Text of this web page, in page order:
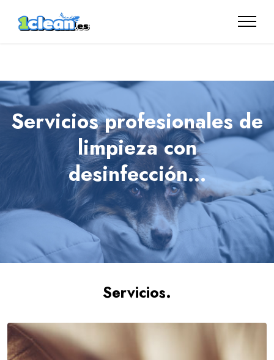
sillas, colchones, alfombras interior coches, Marbella, Estepona,
Servicios profesionales de
limpieza con
desinfección...
Servicios.